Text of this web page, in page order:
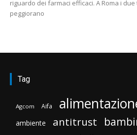
riguardo dei farmaci efficaci. A Roma i
peggiorano
Tag
Agcom Aifa
ambiente antitrust